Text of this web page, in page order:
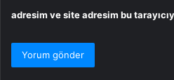
adresim ve site adresim bu